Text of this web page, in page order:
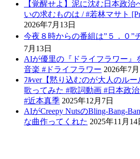
【覚醒せよ】泥に沈む日本政治
いの求むものは / #若林マサト
2026年7月13日
今夜８時からの番組は”５．０”
7月13日
AIが優里の『ドライフラワー』
音楽 #ドライフラワー 2026年7月
ﾌﾙver【黙り込むのが大人のルー
歌ってみた #歌詞動画 #日本政
#近本真季 2025年12月7日
AIがCreepy NutsのBling-Bang-
な曲作ってくれた 2025年11月14